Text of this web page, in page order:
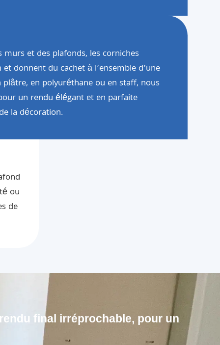
murs et des plafonds, les corniches
donnent du cachet à l’ensemble d’une
plâtre, en polyuréthane ou en staff, nous
un rendu élégant et en parfaite
la décoration.
ou
de
final irréprochable, pour un